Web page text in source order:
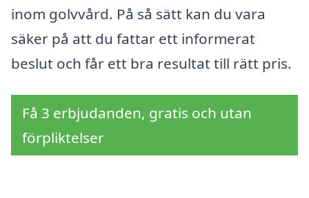
inom golvvård. På så sätt kan du vara
säker på att du fattar ett informerat
beslut och får ett bra resultat till rätt pris.
Få 3 erbjudanden, gratis och utan
förpliktelser